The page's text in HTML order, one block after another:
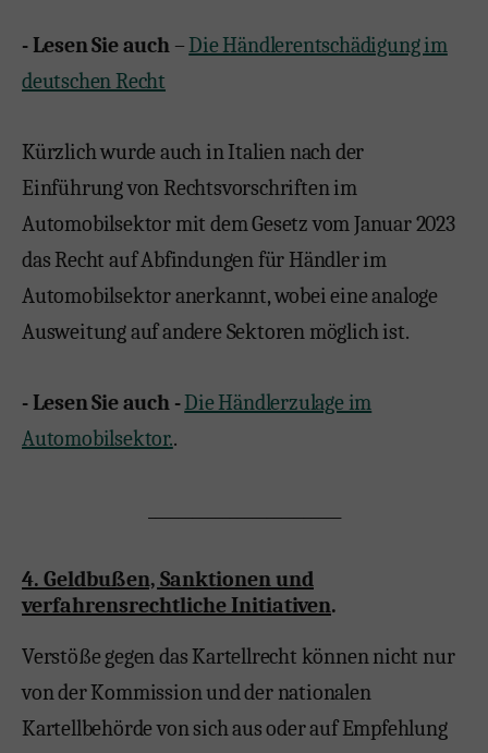
- Lesen Sie auch– Die Händlerentschädigung im
deutschen Recht
Kürzlich wurde auch in Italien nach der
Einführung von Rechtsvorschriften im
Automobilsektor mit dem Gesetz vom Januar 2023
das Recht auf Abfindungen für Händler im
Automobilsektor anerkannt, wobei eine analoge
Ausweitung auf andere Sektoren möglich ist.
- Lesen Sie auch -Die Händlerzulage im
Automobilsektor..
4. Geldbußen, Sanktionen und
verfahrensrechtliche Initiativen.
Verstöße gegen das Kartellrecht können nicht nur
von der Kommission und der nationalen
Kartellbehörde von sich aus oder auf Empfehlung